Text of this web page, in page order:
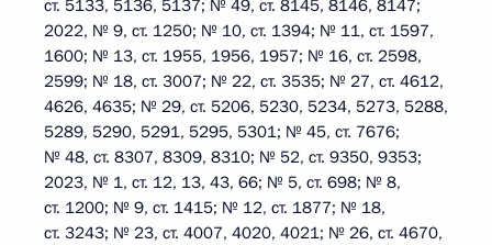
ст. 5133, 5136, 5137; № 49, ст. 8145, 8146, 8147;
2022, № 9, ст. 1250; № 10, ст. 1394; № 11, ст. 1597,
1600; № 13, ст. 1955, 1956, 1957; № 16, ст. 2598,
2599; № 18, ст. 3007; № 22, ст. 3535; № 27, ст. 4612,
4626, 4635; № 29, ст. 5206, 5230, 5234, 5273, 5288,
5289, 5290, 5291, 5295, 5301; № 45, ст. 7676;
№ 48, ст. 8307, 8309, 8310; № 52, ст. 9350, 9353;
2023, № 1, ст. 12, 13, 43, 66; № 5, ст. 698; № 8,
ст. 1200; № 9, ст. 1415; № 12, ст. 1877; № 18,
ст. 3243; № 23, ст. 4007, 4020, 4021; № 26, ст. 4670,